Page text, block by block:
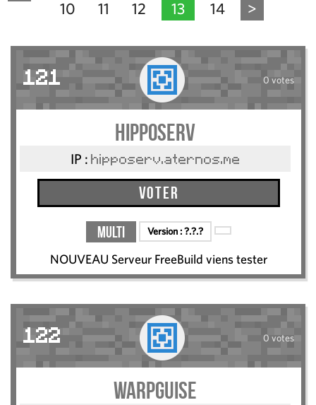
10
11 12 13 14 >
121 0 votes
hipposerv
IP : hipposerv.aternos.me
Voter
Multi Version :?.?.?
NOUVEAU Serveur FreeBuild viens tester
122 0 votes
WarpGuise